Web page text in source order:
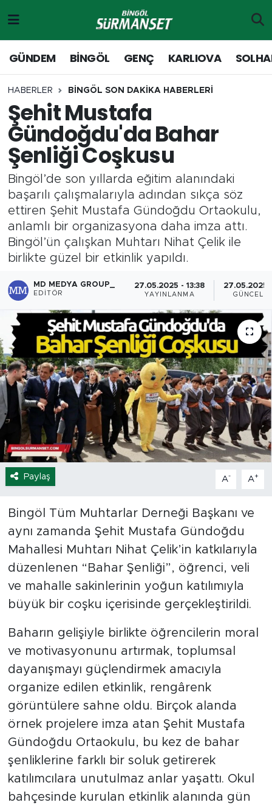
GÜNDEM BİNGÖL GENÇ KARLIOVA
HABERLER BİNGÖL SON DAKİKA HABERLERİ
Şehit Mustafa
Gündoğdu'da Bahar
Şenliği Coşkusu
Bingöl’de son yıllarda eğitim alanındaki
başarılı çalışmalarıyla adından sıkça söz
ettiren Şehit Mustafa Gündoğdu Ortaokulu,
anlamlı bir organizasyona daha imza attı.
Bingöl’ün çalışkan Muhtarı Nihat Çelik ile
birlikte güzel bir etkinlik yapıldı.
MD MEDYA GROUP_
EDITÖR
27.05.2025 - 13:38
YAYINLANMA
27.05.2025 -
Paylaş A- A+
Bingöl Tüm Muhtarlar Derneği Başkanı ve
aynı zamanda Şehit Mustafa Gündoğdu
Mahallesi Muhtarı Nihat Çelik’in katkılarıyla
düzenlenen “Bahar Şenliği”, öğrenci, veli
ve mahalle sakinlerinin yoğun katılımıyla
büyük bir coşku içerisinde gerçekleştirildi.
Baharın gelişiyle birlikte öğrencilerin moral
ve motivasyonunu artırmak, toplumsal
dayanışmayı güçlendirmek amacıyla
organize edilen etkinlik, rengârenk
görüntülere sahne oldu. Birçok alanda
örnek projelere imza atan Şehit Mustafa
Gündoğdu Ortaokulu, bu kez de bahar
şenliklerine farklı bir soluk getirerek
katılımcılara unutulmaz anlar yaşattı. Okul
bahçesinde kurulan etkinlik alanında gün
Genç
Solhan
Karlıova
Adaklı-Kiğı
Yayladere-Yedisu
MD Prestij Dergisi
Siyaset
Spor
Yaşam
Sağlık
Eğitim
Ekonomi
Hava Durumu
Tavz Der
Bingöl Kaza Haberleri
Merkez Hava Durumu
Merkez Trafik Yoğunluk Haritası
Süper Lig Puan Durumu ve Fikstür
Tüm Manşetler
Son Dakika Haberleri
Haber Arşivi